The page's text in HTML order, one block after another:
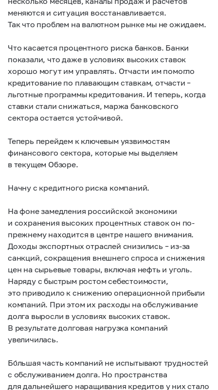
меняются и ситуация восстанавливается.
Так что проблем на валютном рынке мы не ожидаем.
Что касается процентного риска банков. Банки
показали, что даже в условиях высоких ставок
хорошо могут им управлять. Отчасти им помогло
кредитование по плавающим ставкам, отчасти –
льготные программы кредитования. И теперь, когда
ставки стали снижаться, маржа банковского
сектора остается устойчивой.
Теперь перейдем к ключевым уязвимостям
финансового сектора, которые мы выделяем
в текущем Обзоре.
Начну с кредитного риска компаний.
На фоне замедления российской экономики
и сохранения высоких процентных ставок он по-
прежнему находится в центре нашего внимания.
Доходы экспортных отраслей снизились – из-за
санкций, сокращения внешнего спроса и снижения
цен на сырьевые товары, включая нефть и уголь.
Наряду с быстрым ростом себестоимости,
это приводило к снижению операционной прибыли
компаний. При этом их расходы на обслуживание
долга выросли в условиях высоких ставок.
В результате долговая нагрузка компаний
увеличилась.
Бо́льшая часть компаний не испытывают трудностей
с обслуживанием долга. Но пространства
для дальнейшего наращивания кредитов у них стало